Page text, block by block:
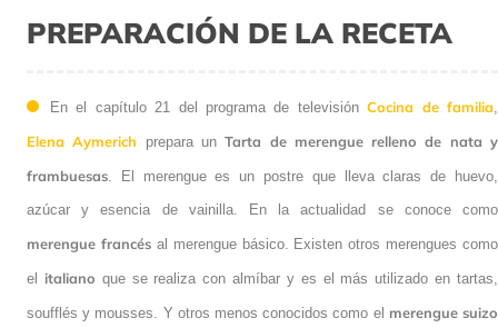
PREPARACIÓN DE LA RECETA
En el capítulo 21 del programa de televisiónCocina de familia,
Elena Aymerich prepara unTarta de merengue relleno de nata y
frambuesas. El merengue es un postre que lleva claras de huevo,
azúcar y esencia de vainilla. En la actualidad se conoce como
merengue francésal merengue básico. Existen otros merengues como
el italiano que se realiza con almíbar y es el más utilizado en tartas,
soufflés y mousses. Y otros menos conocidos como el merengue suizo